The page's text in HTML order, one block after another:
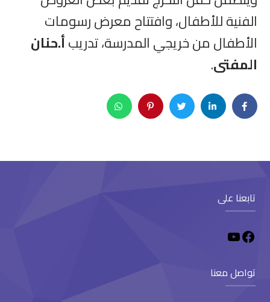
الفنية للأطفال، وافتتاح معرض رسومات
الأطفال من خريجي المدرسة، تدريبأ.حنان
المفتى.
تابعنا على
تواصل معنا